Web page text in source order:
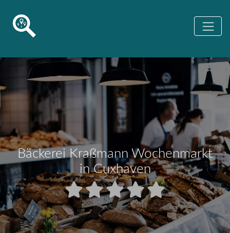
Bäckerei Kraßmann Wochenmarkt
in Cuxhaven